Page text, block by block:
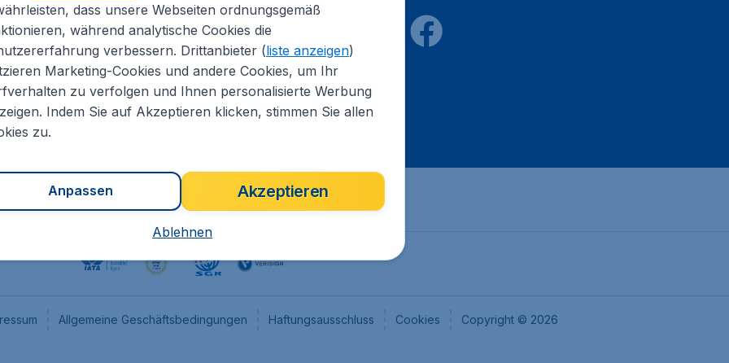
Informationen
CheapTickets.nl
CheapTickets.be
CheapTickets.ch
CheapTickets.sg
Flugladen.at
Allgemeine Geschäftsbedingungen Haftungsausschluss Cookies Copyright © 2026
dass unsere Webseiten ordnungsgemäß
während analytische Cookies die
verbessern. Drittanbieter (liste anzeigen)
Marketing-Cookies und andere Cookies, um Ihr
zu verfolgen und Ihnen personalisierte Werbung
Indem Sie auf Akzeptieren klicken, stimmen Sie allen
zu.
Akzeptieren
Anpassen
Ablehnen